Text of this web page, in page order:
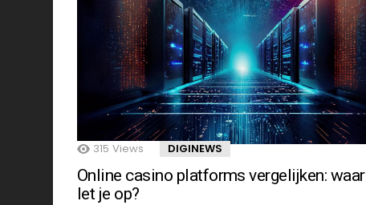
315 Views DIGINEWS
Online casino platforms vergelijken: waar
let je op?